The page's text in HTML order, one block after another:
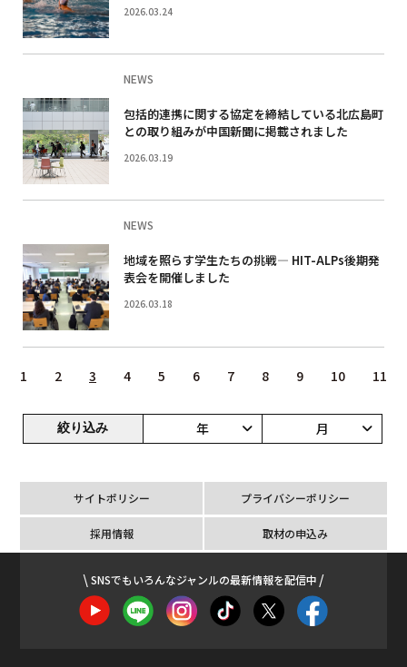
2026.03.24
NEWS
包括的連携に関する協定を締結している北広島町
との取り組みが中国新聞に掲載されました
2026.03.19
NEWS
地域を照らす学生たちの挑戦― HIT-ALPs後期発
表会を開催しました
2026.03.18
1 2 3 4 5 6 7 8 9 10 11
絞り込み 年 月
サイトポリシー プライバシーポリシー
採用情報 取材の申込み
SNSでもいろんなジャンルの最新情報を配信中